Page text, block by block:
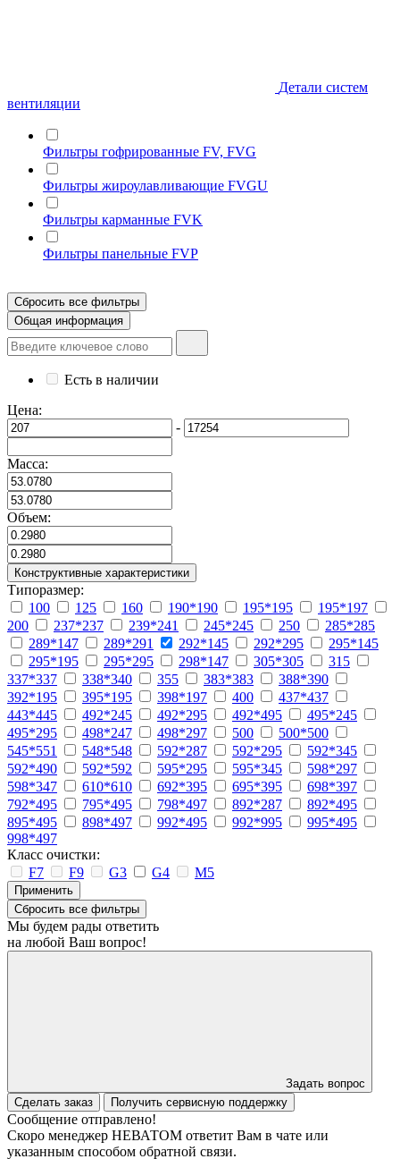
Детали систем
вентиляции
Фильтры гофрированные FV, FVG
Фильтры жироулавливающие FVGU
Фильтры карманные FVK
Фильтры панельные FVP
Сбросить все фильтры
Общая информация
Есть в наличии
Цена:
-
Масса:
Объем:
Конструктивные характеристики
Типоразмер:
100
125 160 190*190 195*195
195*197
200
237*237 239*241 245*245 250
285*285
289*147
289*291 292*145 292*295
295*145
295*195
295*295 298*147 305*305
315
337*337
338*340 355 383*383
388*390
392*195
395*195 398*197 400
437*437
443*445
492*245 492*295 492*495
495*245
495*295
498*247 498*297 500
500*500
545*551
548*548 592*287 592*295
592*345
592*490
592*592 595*295 595*345
598*297
598*347
610*610 692*395 695*395
698*397
792*495
795*495 798*497 892*287
892*495
895*495
898*497 992*495 992*995
995*495
998*497
Класс очистки:
F7
F9 G3 G4 M5
Применить
Сбросить все фильтры
Мы будем рады ответить
на любой Ваш вопрос!
Задать вопрос
Сделать заказ
Получить сервисную поддержку
Сообщение отправлено!
Скоро менеджер НЕВАТОМ ответит Вам в чате или
указанным способом обратной связи.